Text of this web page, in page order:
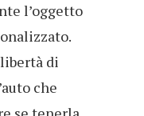
l’oggetto
di
che